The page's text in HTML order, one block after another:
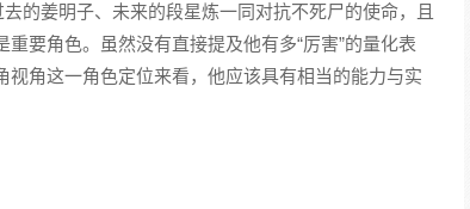
的姜明子、未来的段星炼一同对抗不死尸的使命，且
要角色。虽然没有直接提及他有多“厉害”的量化表
角这一角色定位来看，他应该具有相当的能力与实